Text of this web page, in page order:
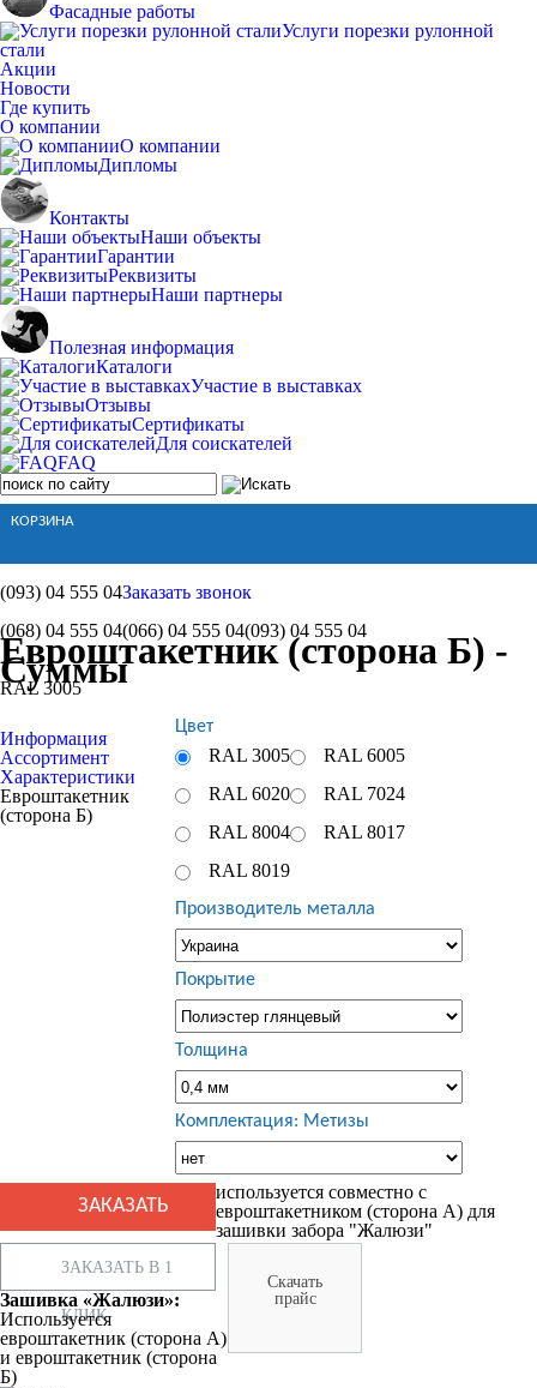
Фасадные работы
Услуги порезки рулонной
стали
Акции
Новости
Где купить
О компании
О компании
Дипломы
Контакты
Наши объекты
Гарантии
Реквизиты
Наши партнеры
Полезная информация
Каталоги
Участие в выставках
Отзывы
Сертификаты
Для соискателей
FAQ
КОРЗИНА
(093) 04 555 04Заказать звонок
(068) 04 555 04(066) 04 555 04(093) 04 555 04
Евроштакетник (сторона Б) -
Суммы
RAL 3005
Цвет
RAL 3005
RAL 6005
RAL 6020
RAL 7024
RAL 8004
RAL 8017
RAL 8019
Производитель металла
Покрытие
Толщина
Комплектация: Метизы
ЗАКАЗАТЬ В 1
КЛИК
Скачать
прайс
Информация
Ассортимент
Характеристики
Евроштакетник
(сторона Б)
используется совместно с
евроштакетником (сторона А) для
зашивки забора "Жалюзи"
Зашивка «Жалюзи»:
Используется
евроштакетник (сторона А)
и евроштакетник (сторона
Б)